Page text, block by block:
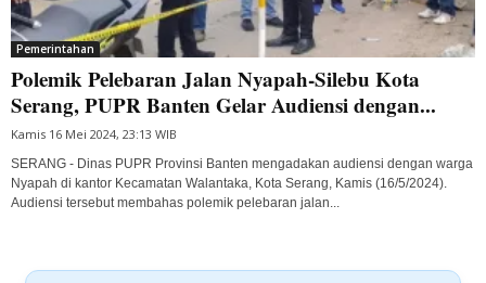
Pemerintahan
Polemik Pelebaran Jalan Nyapah-Silebu Kota
Serang, PUPR Banten Gelar Audiensi dengan...
Kamis 16 Mei 2024, 23:13 WIB
SERANG - Dinas PUPR Provinsi Banten mengadakan audiensi dengan warga
Nyapah di kantor Kecamatan Walantaka, Kota Serang, Kamis (16/5/2024).
Audiensi tersebut membahas polemik pelebaran jalan...